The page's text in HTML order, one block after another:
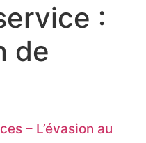
:
de
– L’évasion au